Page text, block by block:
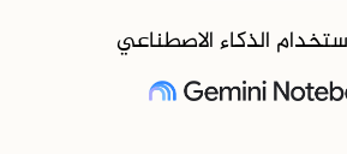
الذكاء الاصطناعي